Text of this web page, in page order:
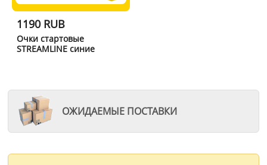
1190 RUB
Очки стартовые
STREAMLINE синие
ОЖИДАЕМЫЕ ПОСТАВКИ